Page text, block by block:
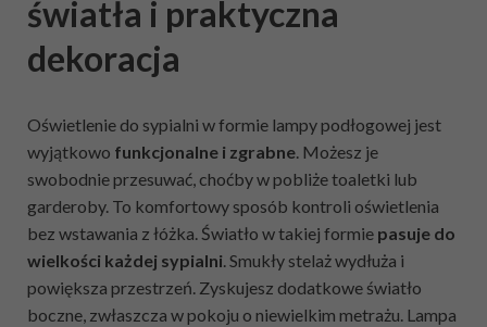
światła i praktyczna
dekoracja
Oświetlenie do sypialni w formie lampy podłogowej jest
wyjątkowo funkcjonalne i zgrabne. Możesz je
swobodnie przesuwać, choćby w pobliże toaletki lub
garderoby. To komfortowy sposób kontroli oświetlenia
bez wstawania z łóżka. Światło w takiej formie pasuje do
wielkości każdej sypialni. Smukły stelaż wydłuża i
powiększa przestrzeń. Zyskujesz dodatkowe światło
boczne, zwłaszcza w pokoju o niewielkim metrażu. Lampa